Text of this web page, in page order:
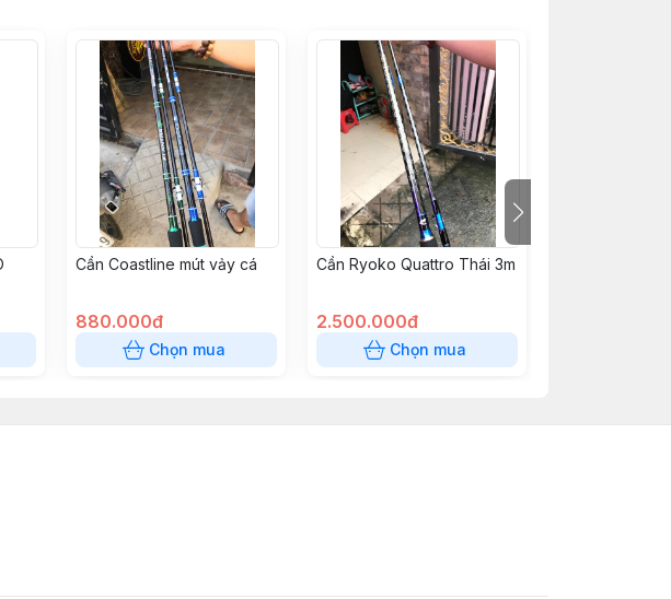
Cần Coastline mút vảy cá
880.000đ
Chọn mua
Cần Ryoko Quattro Thái 3m
2.500.000đ
Chọn mua